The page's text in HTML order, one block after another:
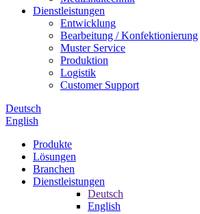
Dienstleistungen
Entwicklung
Bearbeitung / Konfektionierung
Muster Service
Produktion
Logistik
Customer Support
Deutsch
English
Produkte
Lösungen
Branchen
Dienstleistungen
Deutsch
English